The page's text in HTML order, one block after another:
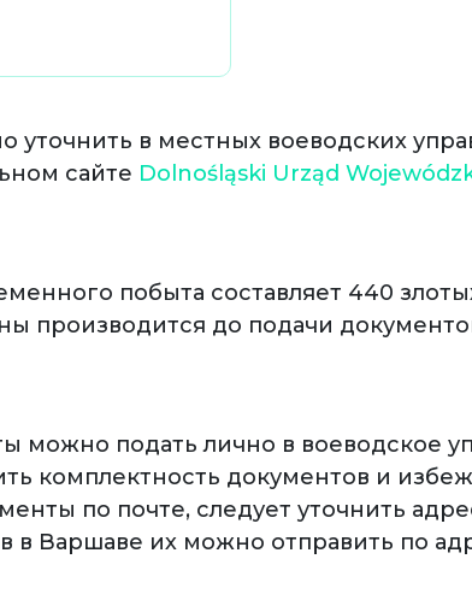
в местных воеводских
сайте Dolnośląski Urząd
побыта составляет 440
производится до подачи
можно подать лично в воеводское
комплектность документов и
по почте, следует уточнить
в Варшаве их можно отправить по